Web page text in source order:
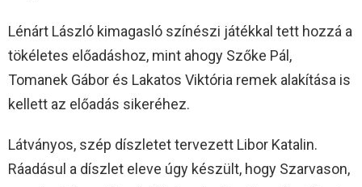
Lénárt László kimagasló színészi játékkal tett hozzá a
tökéletes előadáshoz, mint ahogy Szőke Pál,
Tomanek Gábor és Lakatos Viktória remek alakítása is
kellett az előadás sikeréhez.
Látványos, szép díszletet tervezett Libor Katalin.
Ráadásul a díszlet eleve úgy készült, hogy Szarvason,